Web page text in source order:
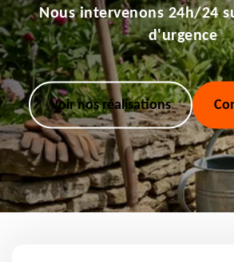
Nous intervenons 24h/24
d'urgence
Voir nos réalisations